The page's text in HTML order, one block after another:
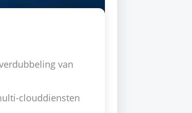
van
clouddiensten